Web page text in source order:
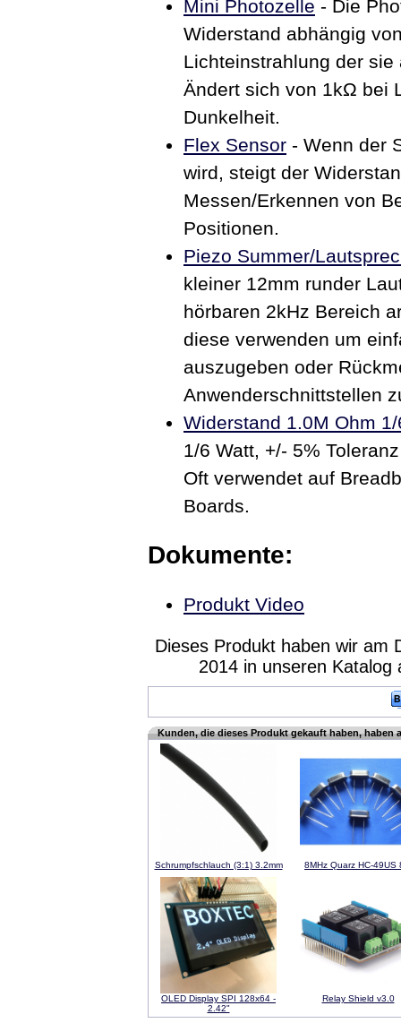
Mini Photozelle - Die
Widerstand abhängig
Lichteinstrahlung der sie
Ändert sich von 1kΩ bei
Dunkelheit.
Flex Sensor - Wenn der
wird, steigt der
Messen/Erkennen von
Positionen.
Piezo Summer/
kleiner 12mm runder
hörbaren 2kHz Bereich
diese verwenden um
auszugeben oder
Anwenderschnittstellen
Widerstand 1.0M Ohm
1/6 Watt, +/- 5%
Oft verwendet auf
Boards.
Dokumente:
Produkt Video
Dieses Produkt haben wir am
2014 in unseren Katalog
Kunden, die dieses Produkt gekauft haben, haben
Schrumpfschlauch (3:1) 3.2mm 8MHz Quarz HC-49US
OLED Display SPI 128x64 -
2.42"
Relay Shield v3.0